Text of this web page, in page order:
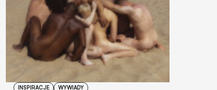
INSPIRACJE WYWIADY